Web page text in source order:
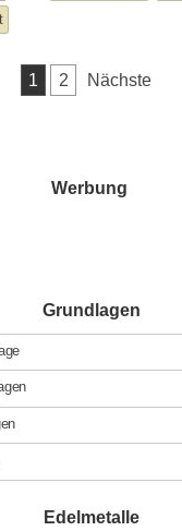
1 2 Nächste
Werbung
Grundlagen
Edelmetalle